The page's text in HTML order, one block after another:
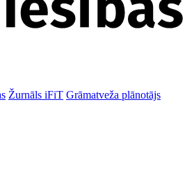
Žurnāls iFiT Grāmatveža plānotājs